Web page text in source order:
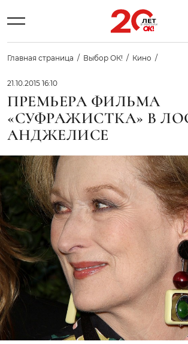
Главная страница Выбор ОК! Кино
21.10.2015 16:10
ПРЕМЬЕРА ФИЛЬМА
«СУФРАЖИСТКА» В
АНДЖЕЛИСЕ